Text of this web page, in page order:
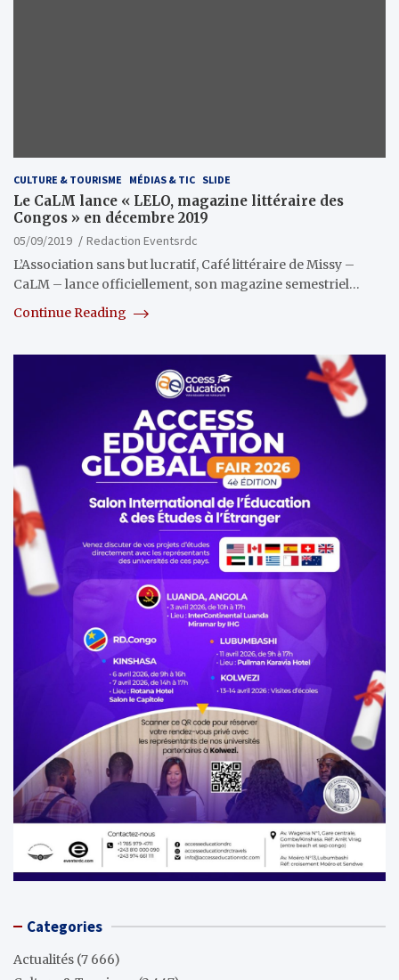
CULTURE & TOURISME MÉDIAS & TIC SLIDE
Le CaLM lance « LELO, magazine littéraire des
Congos » en décembre 2019
05/09/2019
Redaction Eventsrdc
L’Association sans but lucratif, Café littéraire de Missy –
CaLM – lance officiellement, son magazine semestriel…
Continue Reading
Categories
Actualités (7 666)